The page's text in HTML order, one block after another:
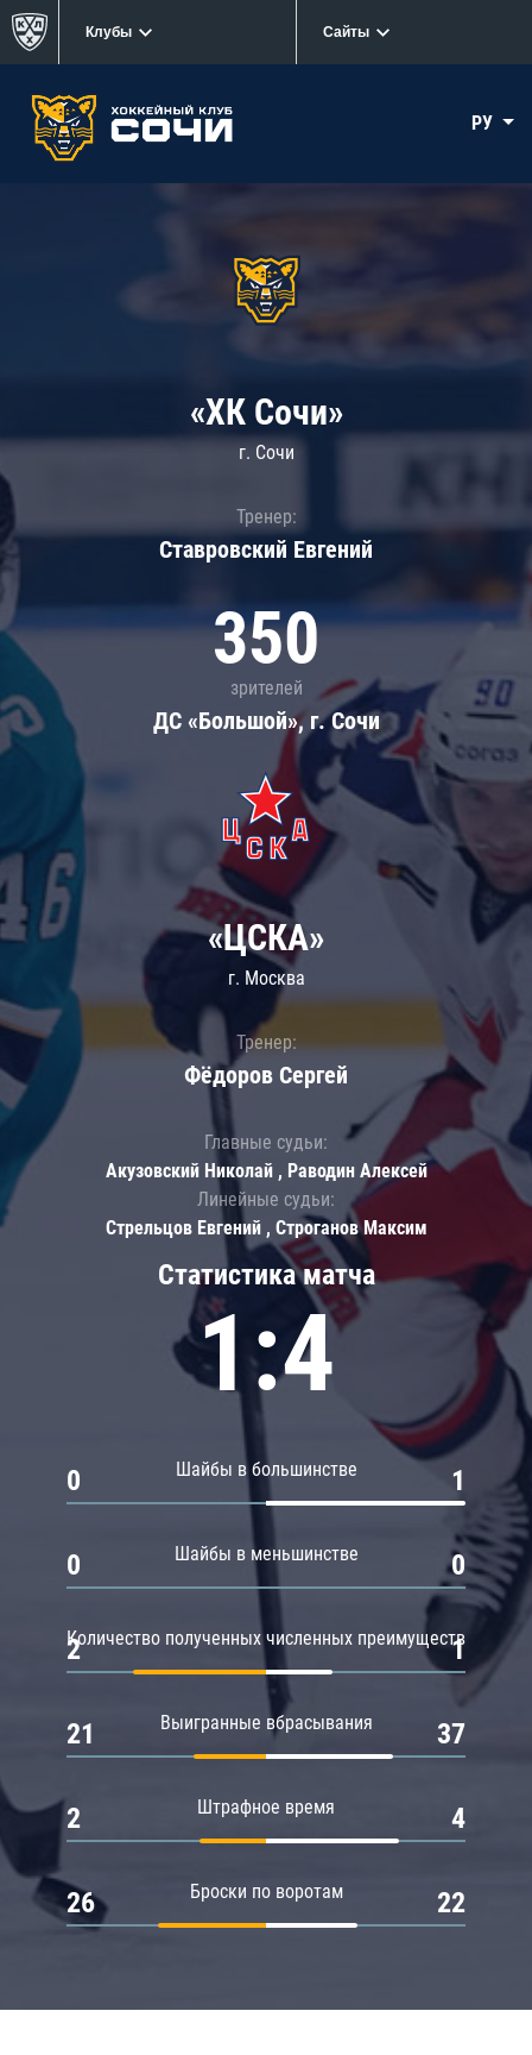
Клубы Сайты
РУ
«ХК Сочи»
г. Сочи
Тренер:
Ставровский Евгений
350
зрителей
ДС «Большой», г. Сочи
Статистика матча
1:4
Шайбы в большинстве
0 1
Шайбы в меньшинстве
0 0
Количество полученных численных преимуществ
2 1
Выигранные вбрасывания
21 37
Штрафное время
2 4
Броски по воротам
26 22
«ЦСКА»
г. Москва
Тренер:
Фёдоров Сергей
Главные судьи:
Акузовский Николай , Раводин Алексей
Линейные судьи:
Стрельцов Евгений , Строганов Максим